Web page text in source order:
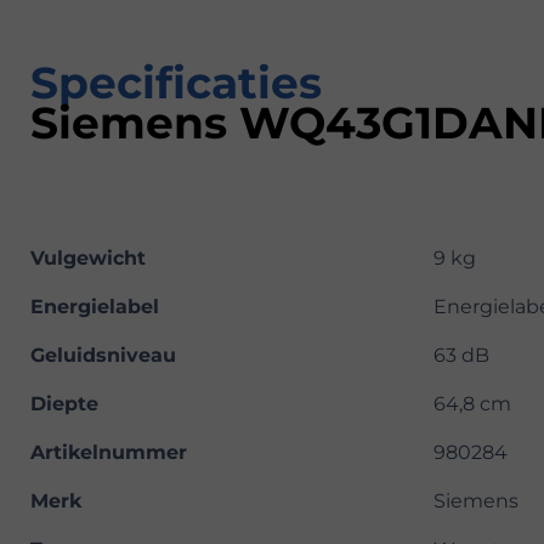
Specificaties
Siemens
Vulgewicht 9 kg
Energielabel
Geluidsniveau 63 dB
Diepte 64,8 cm
Artikelnummer 980284
Merk Siemens